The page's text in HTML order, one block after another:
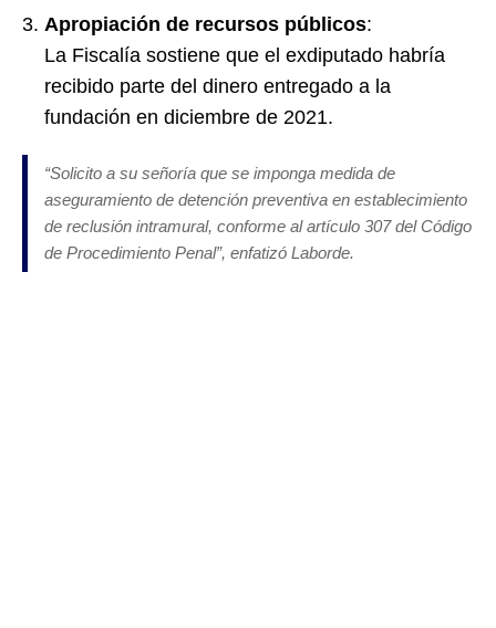
Apropiación de recursos públicos:
La Fiscalía sostiene que el exdiputado habría
recibido parte del dinero entregado a la
fundación en diciembre de 2021.
“Solicito a su señoría que se imponga medida de
aseguramiento de detención preventiva en establecimiento
de reclusión intramural, conforme al artículo 307 del Código
de Procedimiento Penal”, enfatizó Laborde.